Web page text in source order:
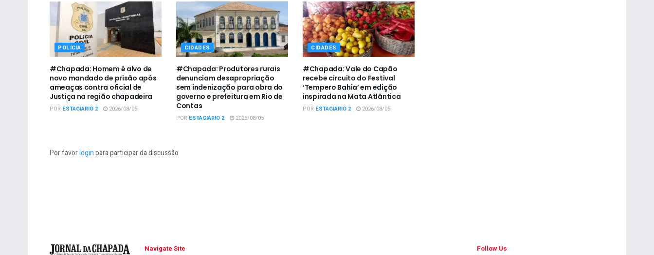
POLÍCIA
#Chapada: Homem é alvo de
novo mandado de prisão após
ameaças contra oficial de
Justiça na região chapadeira
POR ESTAGIÁRIO 2 2026/08/05
CIDADES
#Chapada: Produtores rurais
denunciam desapropriação
sem indenização para obra do
governo e prefeitura em Rio de
Contas
POR ESTAGIÁRIO 2 2026/08/05
CIDADES
#Chapada: Vale do Capão
recebe circuito do Festival
‘Tempero Bahia’ em edição
inspirada na Mata Atlântica
POR ESTAGIÁRIO 2 2026/08/05
Por favorloginpara participar da discussão
Navigate Site Follow Us